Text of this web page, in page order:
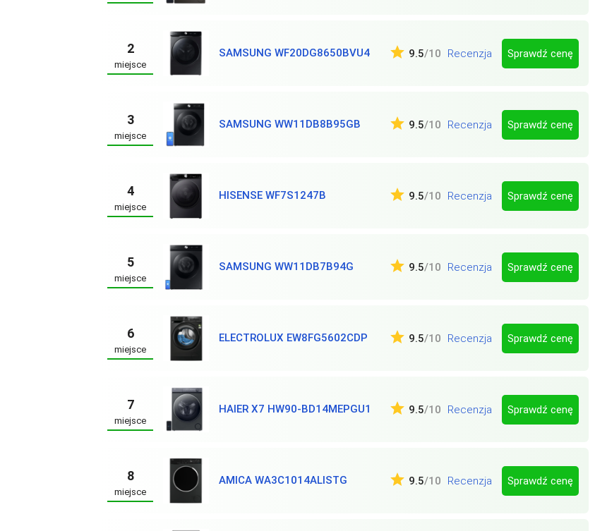
2
miejsce
SAMSUNG WF20DG8650BVU4 9.5/10 Recenzja Sprawdź cenę
3
miejsce
SAMSUNG WW11DB8B95GB 9.5/10 Recenzja Sprawdź cenę
4
miejsce
HISENSE WF7S1247B 9.5/10 Recenzja Sprawdź cenę
5
miejsce
SAMSUNG WW11DB7B94G 9.5/10 Recenzja Sprawdź cenę
6
miejsce
ELECTROLUX EW8FG5602CDP 9.5/10 Recenzja Sprawdź cenę
7
miejsce
HAIER X7 HW90-BD14MEPGU1 9.5/10 Recenzja Sprawdź cenę
8
miejsce
AMICA WA3C1014ALISTG 9.5/10 Recenzja Sprawdź cenę